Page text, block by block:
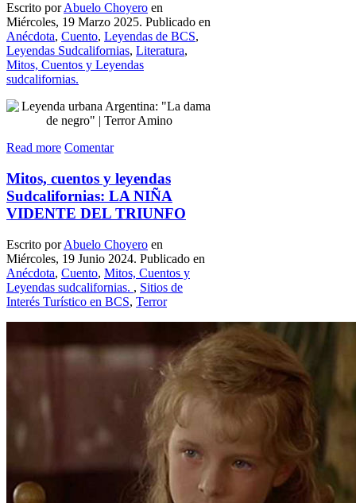
Escrito porAbuelo Choyero en
Miércoles, 19 Marzo 2025. Publicado en
Anécdota, Cuento, Leyendas de BCS,
Leyendas Sudcalifornias, Literatura,
Mitos, Cuentos y Leyendas
sudcalifornias.
Read more Comentar
Mitos, cuentos y leyendas
Sudcalifornias: LA NIÑA
VIDENTE DEL TRIUNFO
Escrito porAbuelo Choyero en
Miércoles, 19 Junio 2024. Publicado en
Anécdota, Cuento, Mitos, Cuentos y
Leyendas sudcalifornias. , Sitios de
Interés Turístico en BCS, Terror